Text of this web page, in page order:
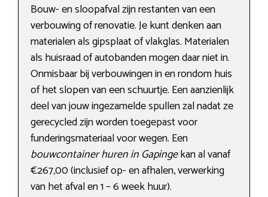
Bouw- en sloopafval zijn restanten van een
verbouwing of renovatie. Je kunt denken aan
materialen als gipsplaat of vlakglas. Materialen
als huisraad of autobanden mogen daar niet in.
Onmisbaar bij verbouwingen in en rondom huis
of het slopen van een schuurtje. Een aanzienlijk
deel van jouw ingezamelde spullen zal nadat ze
gerecycled zijn worden toegepast voor
funderingsmateriaal voor wegen. Een
bouwcontainer huren in Gapingekan al vanaf
€267,00 (inclusief op- en afhalen, verwerking
van het afval en 1 – 6 week huur).